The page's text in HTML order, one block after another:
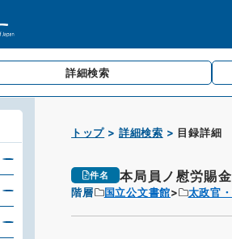
詳細検索
トップ 詳細検索 目録詳細
件名 本局員ノ慰労賜
階層 国立公文書館 太政官